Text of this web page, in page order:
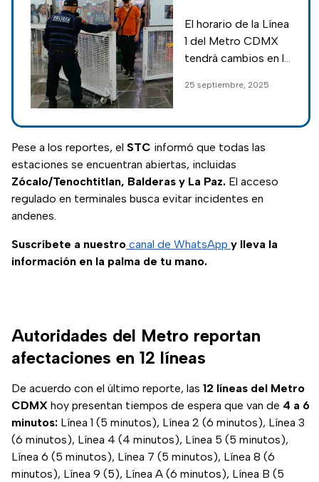
antes de lo
habitual
semana
El horario de la Línea
1 del Metro CDMX
tendrá cambios en lo
septiembre y parte
fechas, rutas
alternas y opciones
de traslado.
25 septiembre, 2025
Pese a los reportes, el STC informó que todas las
estaciones se encuentran abiertas, incluidas
Zócalo/Tenochtitlan, Balderas y La Paz. El acceso
regulado en terminales busca evitar incidentes en
andenes.
Suscríbete a nuestro canal de WhatsApp y lleva la
información en la palma de tu mano.
Autoridades del Metro reportan
afectaciones en 12 líneas
De acuerdo con el último reporte, las 12 líneas del Metro
CDMX hoy presentan tiempos de espera que van de 4 a 6
minutos: Línea 1 (5 minutos), Línea 2 (6 minutos), Línea 3
(6 minutos), Línea 4 (4 minutos), Línea 5 (5 minutos),
Línea 6 (5 minutos), Línea 7 (5 minutos), Línea 8 (6
minutos), Línea 9 (5), Línea A (6 minutos), Línea B (5